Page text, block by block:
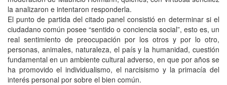
la analizaron e intentaron responderla.
El punto de partida del citado panel consistió en determinar si el
ciudadano común posee “sentido o conciencia social”, esto es, un
real sentimiento de preocupación por los otros y por lo otro,
personas, animales, naturaleza, el país y la humanidad, cuestión
fundamental en un ambiente cultural adverso, en que por años se
ha promovido el individualismo, el narcisismo y la primacía del
interés personal por sobre el bien común.